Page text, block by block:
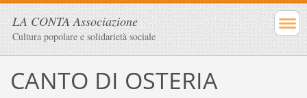
LA CONTA Associazione
Cultura popolare e solidarietà sociale
CANTO DI OSTERIA